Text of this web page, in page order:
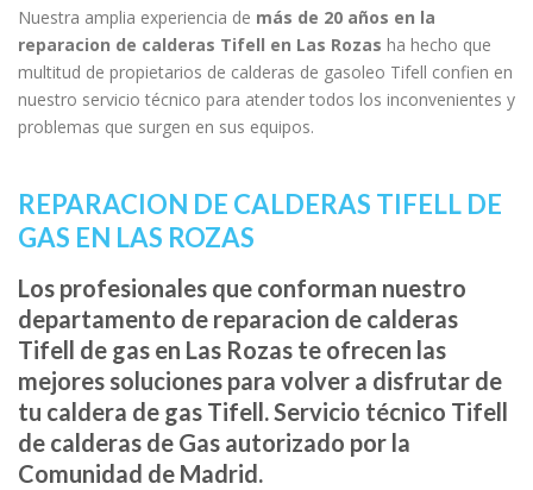
Nuestra amplia experiencia de más de 20 años en la
reparacion de calderas Tifell en Las Rozas ha hecho que
multitud de propietarios de calderas de gasoleo Tifell confien en
nuestro servicio técnico para atender todos los inconvenientes y
problemas que surgen en sus equipos.
REPARACION DE CALDERAS TIFELL DE
GAS EN LAS ROZAS
Los profesionales que conforman nuestro
departamento de reparacion de calderas
Tifell de gas en Las Rozas te ofrecen las
mejores soluciones para volver a disfrutar de
tu caldera de gas Tifell. Servicio técnico Tifell
de calderas de Gas autorizado por la
Comunidad de Madrid.